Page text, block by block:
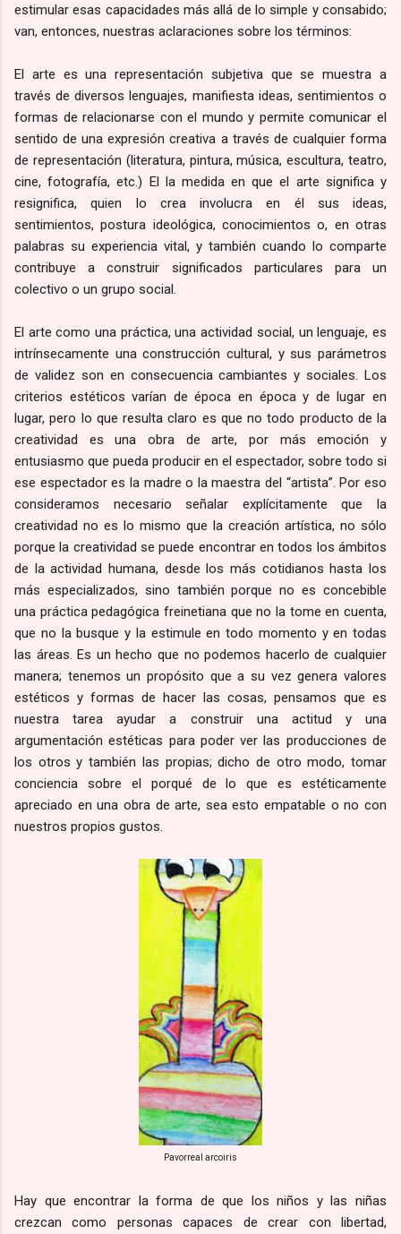
estimular esas capacidades más allá de lo simple y consabido;
van, entonces, nuestras aclaraciones sobre los términos:
El arte es una representación subjetiva que se muestra a
través de diversos lenguajes, manifiesta ideas, sentimientos o
formas de relacionarse con el mundo y permite comunicar el
sentido de una expresión creativa a través de cualquier forma
de representación (literatura, pintura, música, escultura, teatro,
cine, fotografía, etc.) El la medida en que el arte significa y
resignifica, quien lo crea involucra en él sus ideas,
sentimientos, postura ideológica, conocimientos o, en otras
palabras su experiencia vital, y también cuando lo comparte
contribuye a construir significados particulares para un
colectivo o un grupo social.
El arte como una práctica, una actividad social, un lenguaje, es
intrínsecamente una construcción cultural, y sus parámetros
de validez son en consecuencia cambiantes y sociales. Los
criterios estéticos varían de época en época y de lugar en
lugar, pero lo que resulta claro es que no todo producto de la
creatividad es una obra de arte, por más emoción y
entusiasmo que pueda producir en el espectador, sobre todo si
ese espectador es la madre o la maestra del “artista”. Por eso
consideramos necesario señalar explícitamente que la
creatividad no es lo mismo que la creación artística, no sólo
porque la creatividad se puede encontrar en todos los ámbitos
de la actividad humana, desde los más cotidianos hasta los
más especializados, sino también porque no es concebible
una práctica pedagógica freinetiana que no la tome en cuenta,
que no la busque y la estimule en todo momento y en todas
las áreas. Es un hecho que no podemos hacerlo de cualquier
manera; tenemos un propósito que a su vez genera valores
estéticos y formas de hacer las cosas, pensamos que es
nuestra tarea ayudar a construir una actitud y una
argumentación estéticas para poder ver las producciones de
los otros y también las propias; dicho de otro modo, tomar
conciencia sobre el porqué de lo que es estéticamente
apreciado en una obra de arte, sea esto empatable o no con
nuestros propios gustos.
Pavorreal arcoiris
Hay que encontrar la forma de que los niños y las niñas
crezcan como personas capaces de crear con libertad,